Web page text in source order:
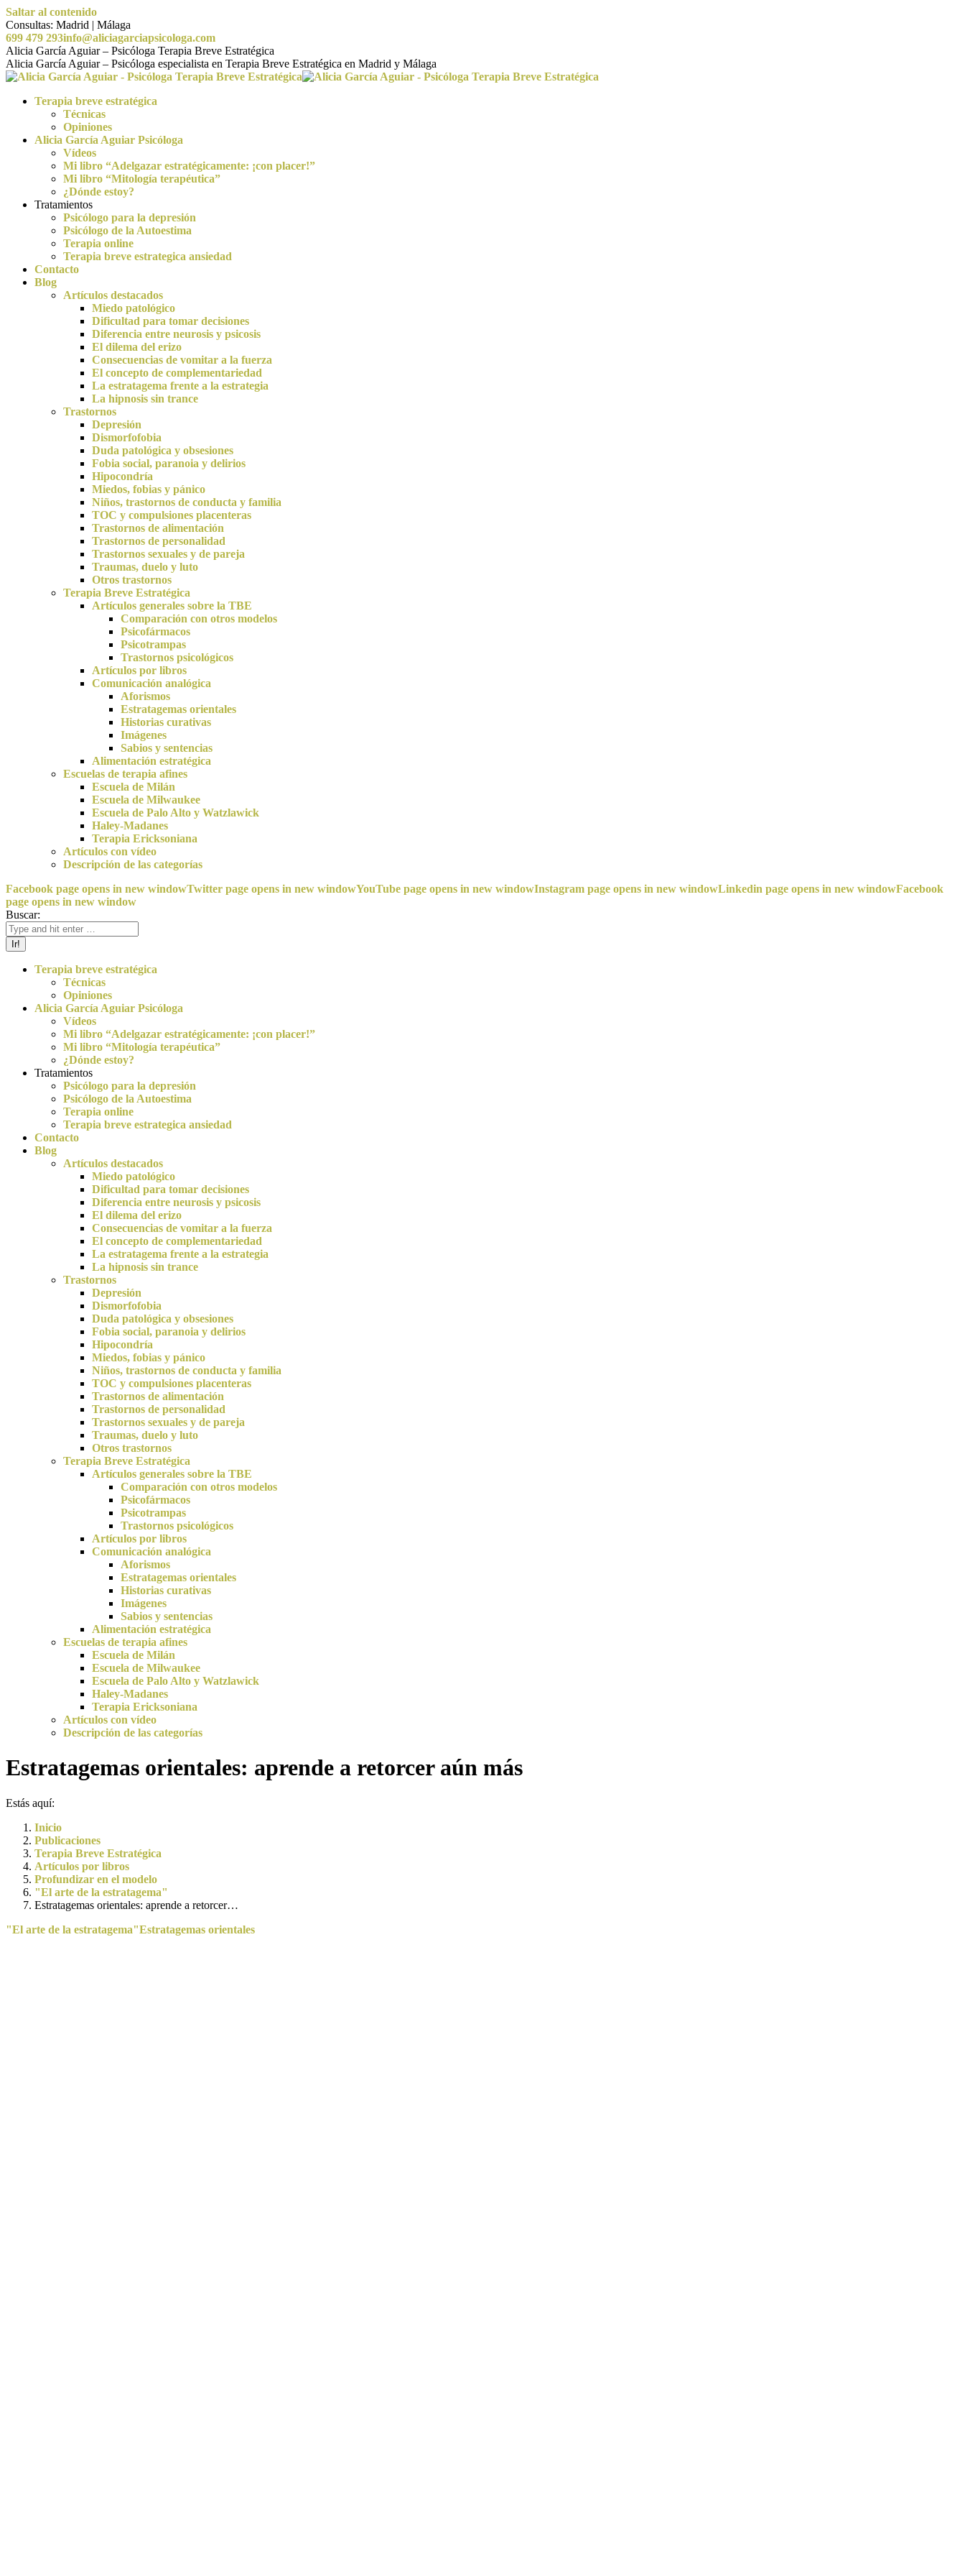
Saltar al contenido
Consultas: Madrid | Málaga
699 479 293info@aliciagarciapsicologa.com
Alicia García Aguiar – Psicóloga Terapia Breve Estratégica
Alicia García Aguiar – Psicóloga especialista en Terapia Breve Estratégica en Madrid y Málaga
Terapia breve estratégica
Técnicas
Opiniones
Alicia García Aguiar Psicóloga
Vídeos
Mi libro “Adelgazar estratégicamente: ¡con placer!”
Mi libro “Mitología terapéutica”
¿Dónde estoy?
Tratamientos
Psicólogo para la depresión
Psicólogo de la Autoestima
Terapia online
Terapia breve estrategica ansiedad
Contacto
Blog
Artículos destacados
Miedo patológico
Dificultad para tomar decisiones
Diferencia entre neurosis y psicosis
El dilema del erizo
Consecuencias de vomitar a la fuerza
El concepto de complementariedad
La estratagema frente a la estrategia
La hipnosis sin trance
Trastornos
Depresión
Dismorfofobia
Duda patológica y obsesiones
Fobia social, paranoia y delirios
Hipocondría
Miedos, fobias y pánico
Niños, trastornos de conducta y familia
TOC y compulsiones placenteras
Trastornos de alimentación
Trastornos de personalidad
Trastornos sexuales y de pareja
Traumas, duelo y luto
Otros trastornos
Terapia Breve Estratégica
Artículos generales sobre la TBE
Comparación con otros modelos
Psicofármacos
Psicotrampas
Trastornos psicológicos
Artículos por libros
Comunicación analógica
Aforismos
Estratagemas orientales
Historias curativas
Imágenes
Sabios y sentencias
Alimentación estratégica
Escuelas de terapia afines
Escuela de Milán
Escuela de Milwaukee
Escuela de Palo Alto y Watzlawick
Haley-Madanes
Terapia Ericksoniana
Artículos con vídeo
Descripción de las categorías
Facebook page opens in new windowTwitter page opens in new windowYouTube page opens in new windowInstagram page opens in new windowLinkedin page opens in new windowFacebook
page opens in new window
Buscar:
Terapia breve estratégica
Técnicas
Opiniones
Alicia García Aguiar Psicóloga
Vídeos
Mi libro “Adelgazar estratégicamente: ¡con placer!”
Mi libro “Mitología terapéutica”
¿Dónde estoy?
Tratamientos
Psicólogo para la depresión
Psicólogo de la Autoestima
Terapia online
Terapia breve estrategica ansiedad
Contacto
Blog
Artículos destacados
Miedo patológico
Dificultad para tomar decisiones
Diferencia entre neurosis y psicosis
El dilema del erizo
Consecuencias de vomitar a la fuerza
El concepto de complementariedad
La estratagema frente a la estrategia
La hipnosis sin trance
Trastornos
Depresión
Dismorfofobia
Duda patológica y obsesiones
Fobia social, paranoia y delirios
Hipocondría
Miedos, fobias y pánico
Niños, trastornos de conducta y familia
TOC y compulsiones placenteras
Trastornos de alimentación
Trastornos de personalidad
Trastornos sexuales y de pareja
Traumas, duelo y luto
Otros trastornos
Terapia Breve Estratégica
Artículos generales sobre la TBE
Comparación con otros modelos
Psicofármacos
Psicotrampas
Trastornos psicológicos
Artículos por libros
Comunicación analógica
Aforismos
Estratagemas orientales
Historias curativas
Imágenes
Sabios y sentencias
Alimentación estratégica
Escuelas de terapia afines
Escuela de Milán
Escuela de Milwaukee
Escuela de Palo Alto y Watzlawick
Haley-Madanes
Terapia Ericksoniana
Artículos con vídeo
Descripción de las categorías
Estratagemas orientales: aprende a retorcer aún más
Estás aquí:
Inicio
Publicaciones
Terapia Breve Estratégica
Artículos por libros
Profundizar en el modelo
"El arte de la estratagema"
Estratagemas orientales: aprende a retorcer…
"El arte de la estratagema"Estratagemas orientales